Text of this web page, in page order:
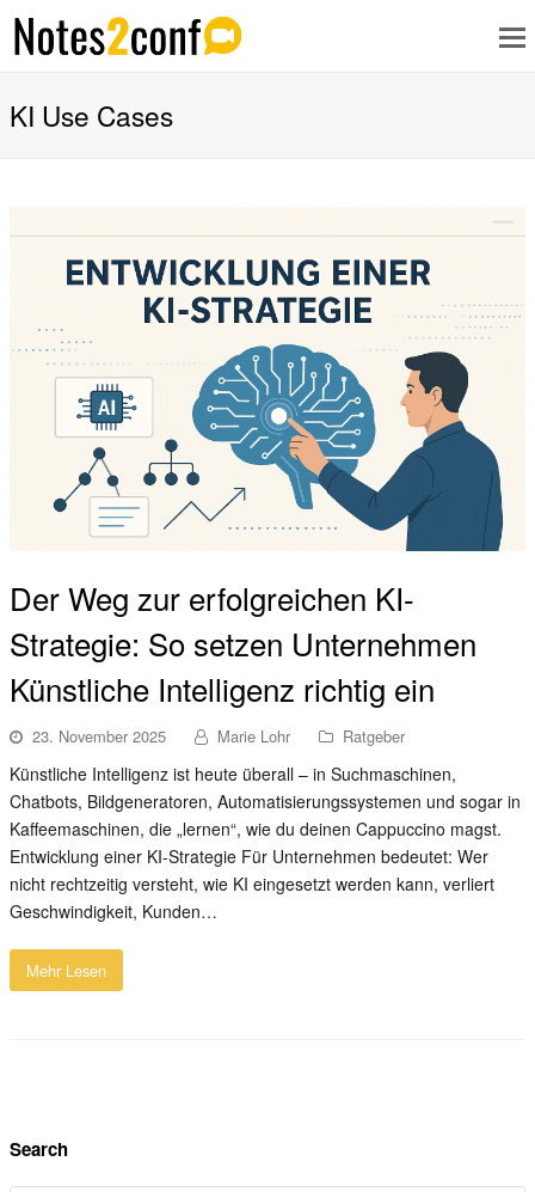
KI Use Cases
Der Weg zur erfolgreichen KI-
Strategie: So setzen Unternehmen
Künstliche Intelligenz richtig ein
23. November 2025 Marie Lohr Ratgeber
Künstliche Intelligenz ist heute überall – in Suchmaschinen,
Chatbots, Bildgeneratoren, Automatisierungssystemen und sogar in
Kaffeemaschinen, die „lernen“, wie du deinen Cappuccino magst.
Entwicklung einer KI-Strategie Für Unternehmen bedeutet: Wer
nicht rechtzeitig versteht, wie KI eingesetzt werden kann, verliert
Geschwindigkeit, Kunden…
Mehr Lesen
Search